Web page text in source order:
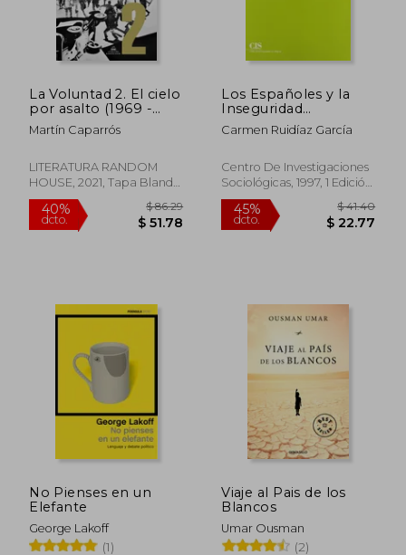
La Voluntad 2. El cielo
por asalto (1969 -
1973)
Martín Caparrós
LITERATURA RANDOM
HOUSE, 2021, Tapa Blanda,
Nuevo
40%
Los Españoles y la
Inseguridad
Ciudadana
Carmen Ruidíaz García
Centro De Investigaciones
Sociológicas, 1997, 1 Edición,
Tapa Blanda, Nuevo
45%
dcto.
No Pienses en un
Elefante
George Lakoff
(1)
Viaje al Pais de los
Blancos
Umar Ousman
(2)